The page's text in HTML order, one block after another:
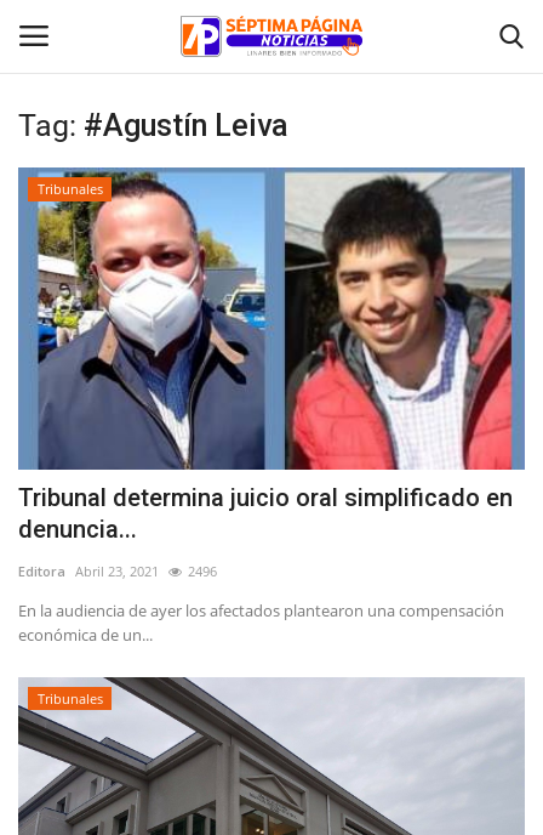
Inicio
Crónica
Policial
Tribunales
Deporte
Política
Espectáculos
Tag: #Agustín Leiva
Tribunales
Tribunal determina juicio oral simplificado en
denuncia...
Editora Abril 23, 2021 2496
En la audiencia de ayer los afectados plantearon una compensación
económica de un...
Tribunales